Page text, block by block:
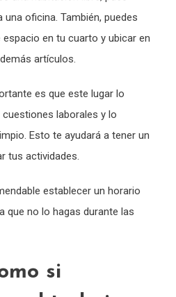
oficina. También, puedes
en tu cuarto y ubicar en
artículos.
es que este lugar lo
laborales y lo
Esto te ayudará a tener un
tus actividades.
establecer un horario
que no lo hagas durante las
si